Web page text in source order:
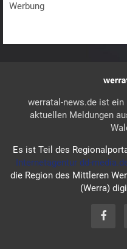
Werbung
werratal-news.de ist
aktuellen Meldungen
Es ist Teil des
Internetagentur dd-
die Region des Mittleren
(Werra)